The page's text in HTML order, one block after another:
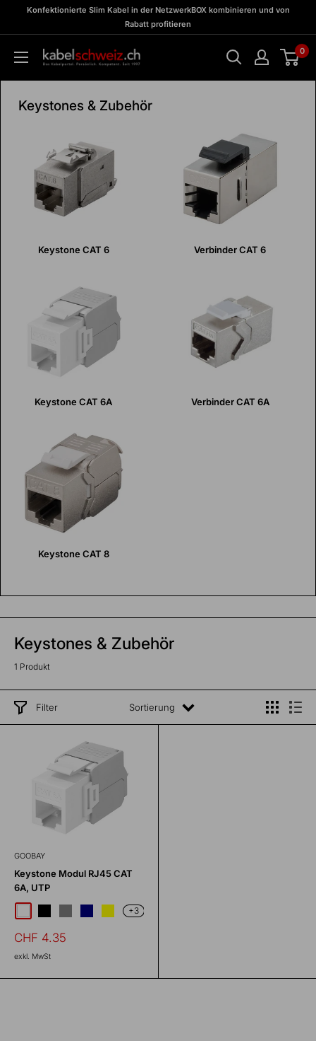
zu
BOX
Konfektionierte Slim Kabel in der NetzwerkBOX kombinieren und von
Rabatt profitieren
kabelschweiz 0
Keystones & Zubehör
Keystone CAT 6 Verbinder CAT 6
Keystone CAT 6A Verbinder CAT 6A
Keystone CAT 8
Keystones & Zubehör
1 Produkt
Filter Sortierung
GOOBAY
Keystone Modul RJ45 CAT
6A, UTP
+3
Sonderpreis
CHF 4.35
exkl. MwSt